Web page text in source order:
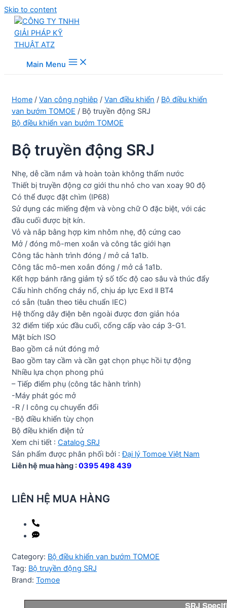
Skip to content
Main Menu
Home / Van công nghiêp / Van điều khiển / Bộ điều khiển
van bướm TOMOE / Bộ truyền động SRJ
Bộ điều khiển van bướm TOMOE
Bộ truyền động SRJ
Nhẹ, dễ cầm nắm và hoàn toàn không thấm nước
Thiết bị truyền động cơ giới thu nhỏ cho van xoay 90 độ
Có thể được đặt chìm (IP68)
Sử dụng các miếng đệm và vòng chữ O đặc biệt, với các
đầu cuối được bịt kín.
Vỏ và nắp bằng hợp kim nhôm nhẹ, độ cứng cao
Mở / đóng mô-men xoắn và công tắc giới hạn
Công tắc hành trình đóng / mở cả 1a1b.
Công tắc mô-men xoắn đóng / mở cả 1a1b.
Kết hợp bánh răng giảm tỷ số tốc độ cao sâu và thúc đẩy
Cấu hình chống cháy nổ, chịu áp lực Exd ll BT4
có sẵn (tuân theo tiêu chuẩn IEC)
Hệ thống dây điện bên ngoài được đơn giản hóa
32 điểm tiếp xúc đầu cuối, cổng cấp vào cáp 3-G1.
Mặt bích ISO
Bao gồm cả nút đóng mở
Bao gồm tay cầm và cần gạt chọn phục hồi tự động
Nhiều lựa chọn phong phú
– Tiếp điểm phụ (công tắc hành trình)
-Máy phát góc mở
-R / I công cụ chuyển đổi
-Bộ điều khiển tùy chọn
Bộ điều khiển điện tử
Xem chi tiết : Catalog SRJ
Sản phẩm được phân phối bởi :Đại lý Tomoe Việt Nam
Liên hệ mua hàng :0395 498 439
LIÊN HỆ MUA HÀNG
Category: Bộ điều khiển van bướm TOMOE
Tag: Bộ truyền động SRJ
Brand: Tomoe